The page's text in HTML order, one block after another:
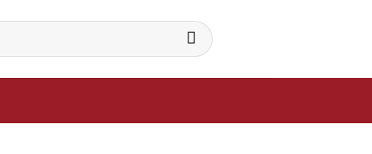
ty sản xuất rượu uy tín trên thế giới.